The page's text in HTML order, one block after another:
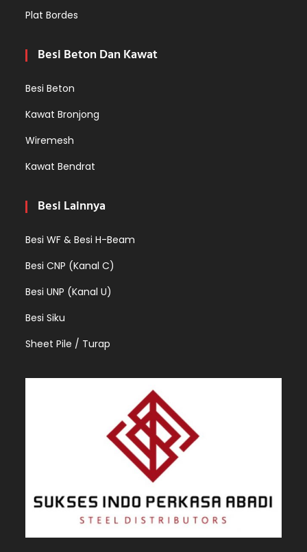
Plat Bordes
Besi Beton Dan Kawat
Besi Beton
Kawat Bronjong
Wiremesh
Kawat Bendrat
Besi Lainnya
Besi WF & Besi H-Beam
Besi CNP (Kanal C)
Besi UNP (Kanal U)
Besi Siku
Sheet Pile / Turap